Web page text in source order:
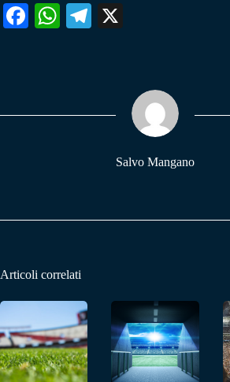
Fa W
pp
Te
m
Salvo Mangano
Articoli correlati